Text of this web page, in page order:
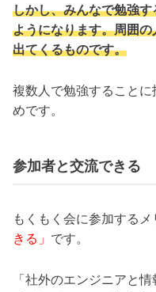
しかし、みんなで勉強
ようになります。周囲
出てくるものです。
複数人で勉強すること
めです。
参加者と交流できる
もくもく会に参加する
きる」 です。
「社外のエンジニアと情